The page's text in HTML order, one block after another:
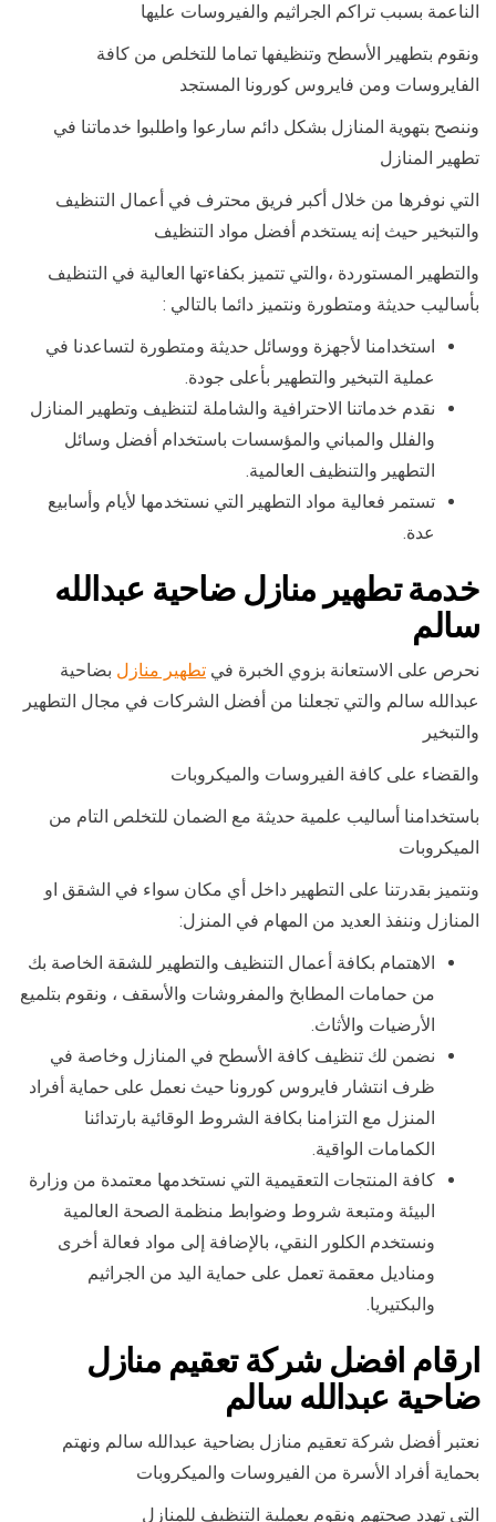
الناعمة بسبب تراكم الجراثيم والفيروسات عليها
ونقوم بتطهير الأسطح وتنظيفها تماما للتخلص من كافة
الفايروسات ومن فايروس كورونا المستجد
وننصح بتهوية المنازل بشكل دائم سارعوا واطلبوا خدماتنا في
تطهير المنازل
التي نوفرها من خلال أكبر فريق محترف في أعمال التنظيف
والتبخير حيث إنه يستخدم أفضل مواد التنظيف
والتطهير المستوردة ،والتي تتميز بكفاءتها العالية في التنظيف
بأساليب حديثة ومتطورة ونتميز دائما بالتالي :
استخدامنا لأجهزة ووسائل حديثة ومتطورة لتساعدنا في
عملية التبخير والتطهير بأعلى جودة.
نقدم خدماتنا الاحترافية والشاملة لتنظيف وتطهير المنازل
والفلل والمباني والمؤسسات باستخدام أفضل وسائل
التطهير والتنظيف العالمية.
تستمر فعالية مواد التطهير التي نستخدمها لأيام وأسابيع
عدة.
خدمة تطهير منازل ضاحية عبدالله
سالم
نحرص على الاستعانة بزوي الخبرة في تطهير منازل بضاحية
عبدالله سالم والتي تجعلنا من أفضل الشركات في مجال التطهير
والتبخير
والقضاء على كافة الفيروسات والميكروبات
باستخدامنا أساليب علمية حديثة مع الضمان للتخلص التام من
الميكروبات
ونتميز بقدرتنا على التطهير داخل أي مكان سواء في الشقق او
المنازل وننفذ العديد من المهام في المنزل:
الاهتمام بكافة أعمال التنظيف والتطهير للشقة الخاصة بك
من حمامات المطابخ والمفروشات والأسقف ، ونقوم بتلميع
الأرضيات والأثاث.
نضمن لك تنظيف كافة الأسطح في المنازل وخاصة في
ظرف انتشار فايروس كورونا حيث نعمل على حماية أفراد
المنزل مع التزامنا بكافة الشروط الوقائية بارتدائنا
الكمامات الواقية.
كافة المنتجات التعقيمية التي نستخدمها معتمدة من وزارة
البيئة ومتبعة شروط وضوابط منظمة الصحة العالمية
ونستخدم الكلور النقي، بالإضافة إلى مواد فعالة أخرى
ومناديل معقمة تعمل على حماية اليد من الجراثيم
والبكتيريا.
ارقام افضل شركة تعقيم منازل
ضاحية عبدالله سالم
نعتبر أفضل شركة تعقيم منازل بضاحية عبدالله سالم ونهتم
بحماية أفراد الأسرة من الفيروسات والميكروبات
التي تهدد صحتهم ونقوم بعملية التنظيف للمنازل